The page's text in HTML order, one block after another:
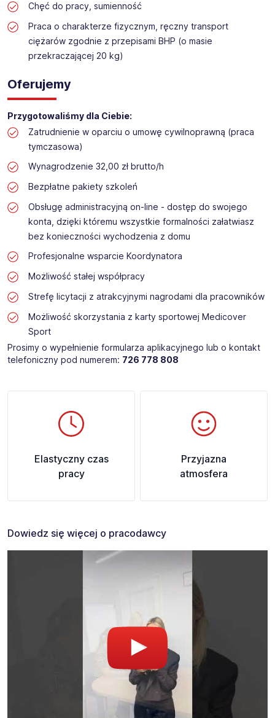
Chęć do pracy, sumienność
Praca o charakterze fizycznym, ręczny transport
ciężarów zgodnie z przepisami BHP (o masie
przekraczającej 20 kg)
Oferujemy
Przygotowaliśmy dla Ciebie:
Zatrudnienie w oparciu o umowę cywilnoprawną (praca
tymczasowa)
Wynagrodzenie 32,00 zł brutto/h
Bezpłatne pakiety szkoleń
Obsługę administracyjną on-line - dostęp do swojego
konta, dzięki któremu wszystkie formalności załatwiasz
bez konieczności wychodzenia z domu
Profesjonalne wsparcie Koordynatora
Możliwość stałej współpracy
Strefę licytacji z atrakcyjnymi nagrodami dla pracowników
Możliwość skorzystania z karty sportowej Medicover
Sport
Prosimy o wypełnienie formularza aplikacyjnego lub o kontakt
telefoniczny pod numerem: 726 778 808
Elastyczny czas
pracy
Przyjazna
atmosfera
Dowiedz się więcej o pracodawcy